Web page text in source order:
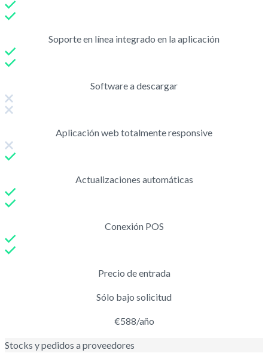
Soporte en línea integrado en la aplicación
Software a descargar
Aplicación web totalmente responsive
Actualizaciones automáticas
Conexión POS
Precio de entrada
Sólo bajo solicitud
€588/año
Stocks y pedidos a proveedores